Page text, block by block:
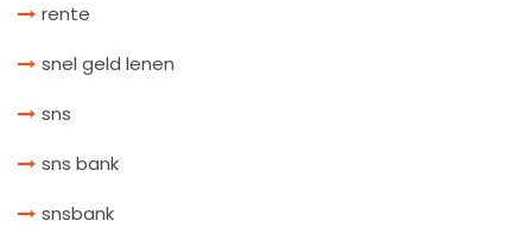
rente
snel geld lenen
sns
sns bank
snsbank